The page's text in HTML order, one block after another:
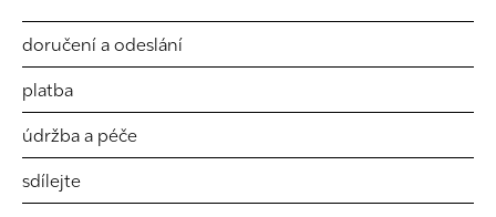
doručení a odeslání
platba
údržba a péče
sdílejte